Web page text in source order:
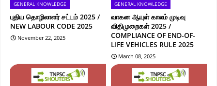
GENERAL KNOWLEDGE
புதிய தொழிலாளர் சட்டம் 2025 /
NEW LABOUR CODE 2025
November 22, 2025
GENERAL KNOWLEDGE
வாகன ஆயுள் காலம் முடிவு
விதிமுறைகள் 2025 /
COMPLIANCE OF END-OF-
LIFE VEHICLES RULE 2025
March 08, 2025